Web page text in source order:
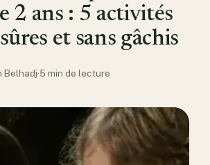
2 ans : 5 activités
et sans gâchis
Belhadj·5 min de lecture